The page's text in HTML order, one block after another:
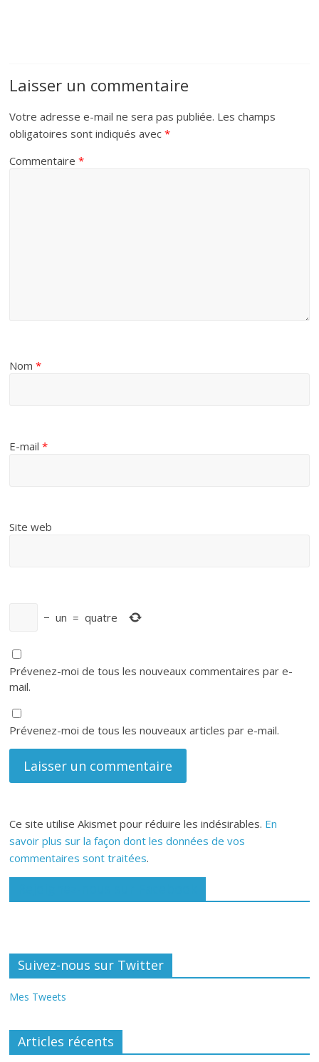
Laisser un commentaire
Votre adresse e-mail ne sera pas publiée. Les champs
obligatoires sont indiqués avec*
Commentaire*
Nom*
E-mail*
Site web
− un = quatre
Prévenez-moi de tous les nouveaux commentaires par e-
mail.
Prévenez-moi de tous les nouveaux articles par e-mail.
Ce site utilise Akismet pour réduire les indésirables. En
savoir plus sur la façon dont les données de vos
commentaires sont traitées.
Suivez-nous sur Twitter
Mes Tweets
Articles récents